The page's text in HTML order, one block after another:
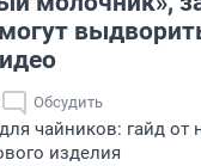
Обсудить
чайников: гайд от
изделия